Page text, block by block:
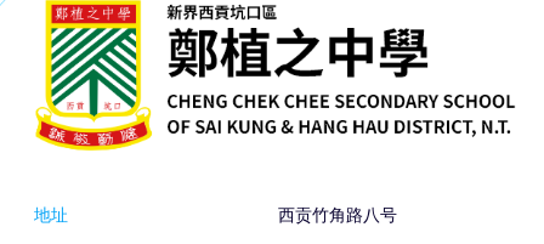
地址
西贡竹角路八号